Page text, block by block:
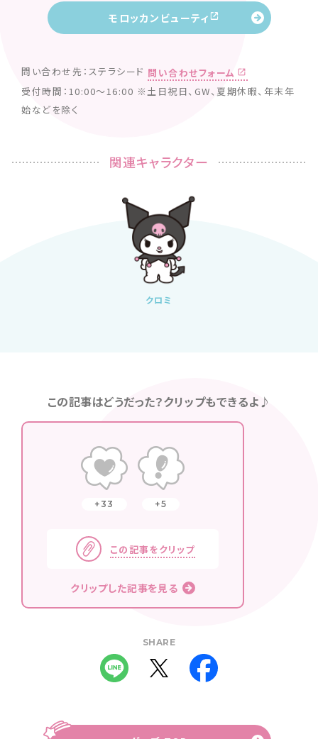
モロッカンビューティ
問い合わせ先：ステラシード 問い合わせフォーム
受付時間：10:00～16:00 ※土日祝日、GW、夏期休暇、年末年
始などを除く
関連キャラクター
クロミ
この記事はどうだった？クリップもできるよ♪
33 5
この記事をクリップ
クリップした記事を見る
SHARE